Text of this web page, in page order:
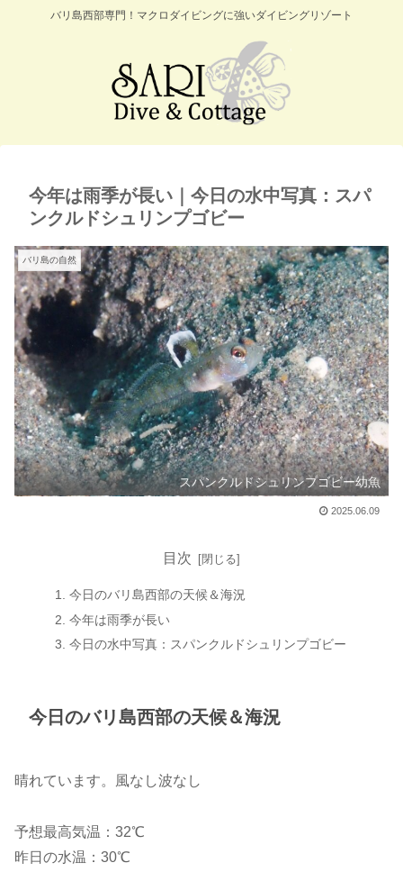
バリ島西部専門！マクロダイビングに強いダイビングリゾート
今年は雨季が長い｜今日の水中写真：スパ
ンクルドシュリンプゴビー
バリ島の自然
スパンクルドシュリンプゴビー幼魚
2025.06.09
目次
今日のバリ島西部の天候＆海況
今年は雨季が長い
今日の水中写真：スパンクルドシュリンプゴビー
今日のバリ島西部の天候＆海況
晴れています。風なし波なし
予想最高気温：32℃
昨日の水温：30℃